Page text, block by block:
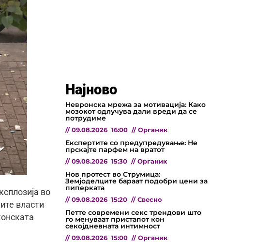
во
власти
Најново
Невронска мрежа за мотивација: Како
мозокот одлучува дали вреди да се
потрудиме
// 09.08.2026 16:00 // Органик
Експертите со предупредување: Не
прскајте парфем на вратот
// 09.08.2026 15:30 // Органик
Нов протест во Струмица:
Земјоделците бараат подобри цени за
пиперката
// 09.08.2026 15:20 // Свесно
Петте современи секс трендови што
го менуваат пристапот кон
секојдневната интимност
// 09.08.2026 15:00 // Органик